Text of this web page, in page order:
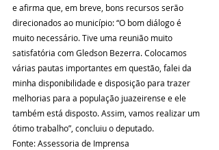
e afirma que, em breve, bons recursos serão
direcionados ao município: “O bom diálogo é
muito necessário. Tive uma reunião muito
satisfatória com Gledson Bezerra. Colocamos
várias pautas importantes em questão, falei da
minha disponibilidade e disposição para trazer
melhorias para a população juazeirense e ele
também está disposto. Assim, vamos realizar um
ótimo trabalho”, concluiu o deputado.
Fonte: Assessoria de Imprensa